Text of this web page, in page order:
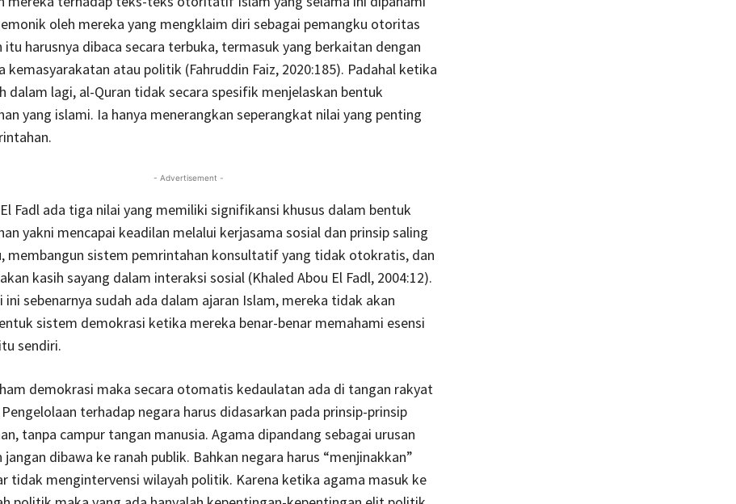
oleh mereka yang mengklaim diri sebagai pemangku otoritas
itu harusnya dibaca secara terbuka, termasuk yang berkaitan dengan
kemasyarakatan atau politik (Fahruddin Faiz, 2020:185). Padahal ketika
dalam lagi, al-Quran tidak secara spesifik menjelaskan bentuk
yang islami. Ia hanya menerangkan seperangkat nilai yang penting
- Advertisement -
Fadl ada tiga nilai yang memiliki signifikansi khusus dalam bentuk
yakni mencapai keadilan melalui kerjasama sosial dan prinsip saling
membangun sistem pemrintahan konsultatif yang tidak otokratis, dan
kasih sayang dalam interaksi sosial (Khaled Abou El Fadl, 2004:12).
ini sebenarnya sudah ada dalam ajaran Islam, mereka tidak akan
sistem demokrasi ketika mereka benar-benar memahami esensi
sendiri.
demokrasi maka secara otomatis kedaulatan ada di tangan rakyat
terhadap negara harus didasarkan pada prinsip-prinsip
tanpa campur tangan manusia. Agama dipandang sebagai urusan
jangan dibawa ke ranah publik. Bahkan negara harus “menjinakkan”
tidak mengintervensi wilayah politik. Karena ketika agama masuk ke